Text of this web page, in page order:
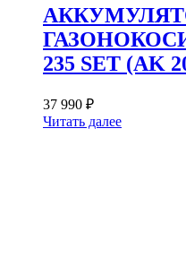
235 SET (AK
37 990 ₽
Читать далее